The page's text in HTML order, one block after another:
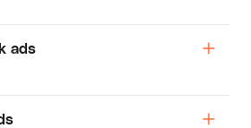
ads